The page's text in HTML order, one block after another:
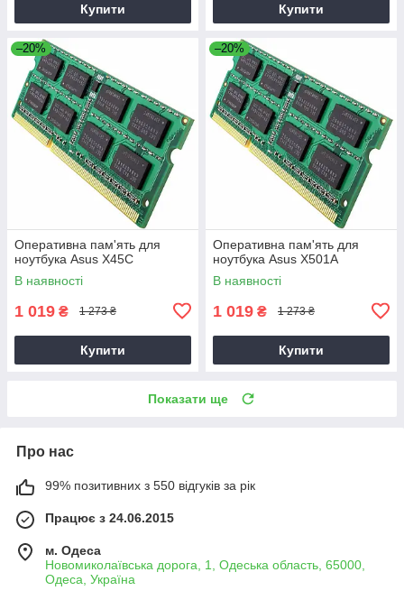
Купити Купити
–20%
Оперативна пам'ять для
ноутбука Asus X45C
В наявності
1 019 ₴ 1 273 ₴
Купити
–20%
Оперативна пам'ять для
ноутбука Asus X501A
В наявності
1 019 ₴ 1 273 ₴
Купити
Показати ще
Про нас
99% позитивних з 550 відгуків за рік
Працює з 24.06.2015
м. Одеса
Новомиколаївська дорога, 1, Одеська область, 65000,
Одеса, Україна